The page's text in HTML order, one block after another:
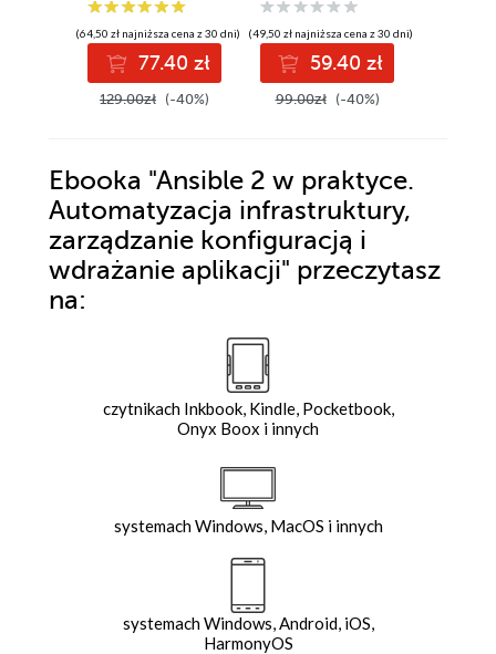
przed
cyberatakami.
Wydanie III
(64,50 zł najniższa cena z 30 dni)
77.40 zł
129.00zł (-40%)
pamięci, ruchu
sieciowego i
zawartości RAM-u
za pomocą
narzędzi systemu
Kali Linux 2022.x.
(49,50 zł najniższa cena z 30 dni)
59.40 zł
99.00zł (-40%)
Ebooka "Ansible 2 w praktyce.
Automatyzacja infrastruktury,
zarządzanie konfiguracją i
wdrażanie aplikacji" przeczytasz
na:
czytnikach Inkbook, Kindle, Pocketbook,
Onyx Boox i innych
systemach Windows, MacOS i innych
systemach Windows, Android, iOS,
HarmonyOS